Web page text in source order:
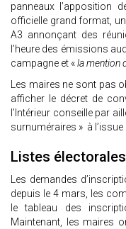
panneaux l’apposition
officielle grand format,
A3 annonçant des
l’heure des émissions
campagne et «la mention
Les maires ne sont pas
afficher le décret de
l’Intérieur conseille par
surnuméraires » à l’issue
Listes électorales
Les demandes
depuis le 4 mars, les
le tableau des
Maintenant, les maires